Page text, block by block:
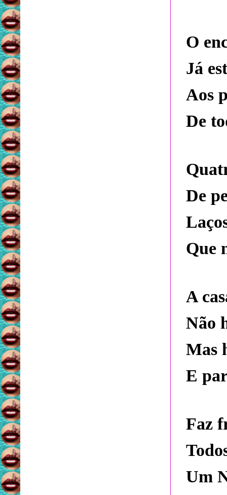
O
Já
Aos
De
De
Que
A
Não
Mas
E
Faz
Um